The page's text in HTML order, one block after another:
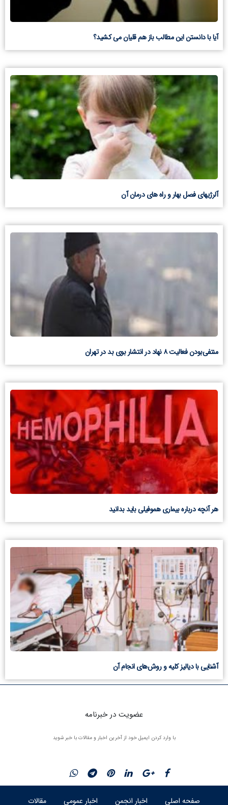
آیا با دانستن این مطالب باز هم قلیان می کشید؟
آلرژیهای فصل بهار و راه های درمان آن
منتفی‌بودن فعالیت ۸ نهاد در انتشار بوی بد در تهران
هر آنچه درباره بیماری هموفیلی باید بدانید
آشنایی با دیالیز کلیه و روش‌های انجام آن
عضویت در خبرنامه
با وارد کردن ایمیل خود از آخرین اخبار و مقالات با خبر شوید
صفحه اصلی اخبار انجمن اخبار عمومی مقالات